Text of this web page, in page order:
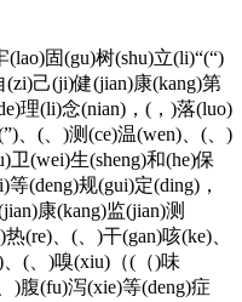
固(gu)树(shu)立(li)“(“)
(zi)己(ji)健(jian)康(kang)第
理(li)念(nian)，(，)落(luo)
、(、)测(ce)温(wen)、(、)
卫(wei)生(sheng)和(he)保
(deng)规(gui)定(ding)，
康(kang)监(jian)测
(re)、(、)干(gan)咳(ke)、
(、)嗅(xiu)（(（)味
)腹(fu)泻(xie)等(deng)症